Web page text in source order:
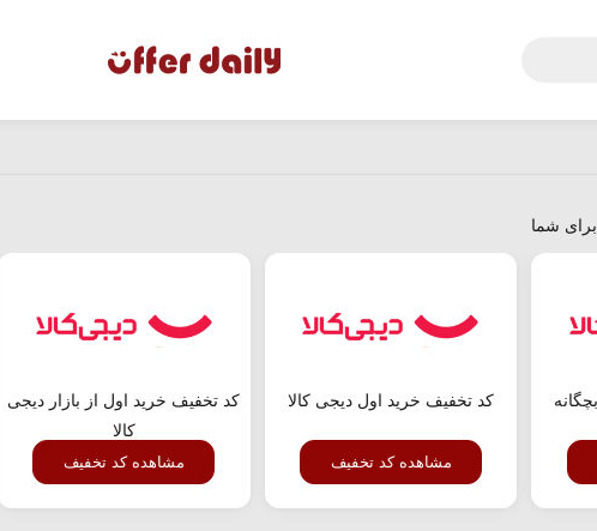
برای شما
کد تخفیف خرید اول دیجی کالا
مشاهده کد تخفیف
کد تخفیف خرید اول از بازار دیجی
کالا
مشاهده کد تخفیف